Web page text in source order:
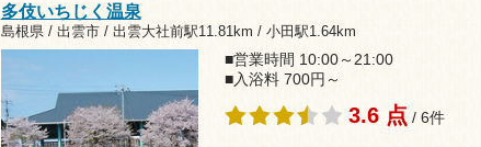
多伎いちじく温泉
島根県 / 出雲市 / 出雲大社前駅11.81km / 小田駅1.64km
■営業時間 10:00～21:00
■入浴料 700円～
3.6 点 / 6件